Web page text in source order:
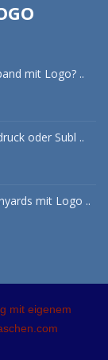
mit Logo? ..
oder Subl ..
mit Logo ..
mit eigenem